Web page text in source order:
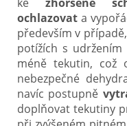
ochlazovata
především v
potížích s
méně tekutin, což
nebezpečné
navíc postupně
doplňovat tekutiny